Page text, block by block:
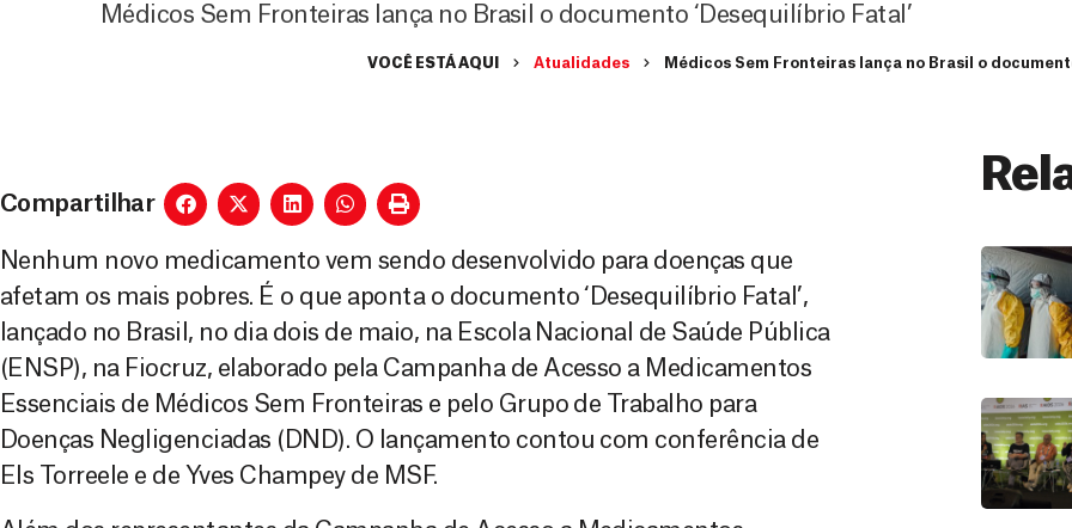
Médicos Sem Fronteiras lança no Brasil o documento ‘Desequilíbrio Fatal’
VOCÊ ESTÁ AQUI Atualidades Médicos Sem Fronteiras lança no Brasil o
Compartilhar
Nenhum novo medicamento vem sendo desenvolvido para doenças que
afetam os mais pobres. É o que aponta o documento ‘Desequilíbrio Fatal’,
lançado no Brasil, no dia dois de maio, na Escola Nacional de Saúde Pública
(ENSP), na Fiocruz, elaborado pela Campanha de Acesso a Medicamentos
Essenciais de Médicos Sem Fronteiras e pelo Grupo de Trabalho para
Doenças Negligenciadas (DND). O lançamento contou com conferência de
Els Torreele e de Yves Champey de MSF.